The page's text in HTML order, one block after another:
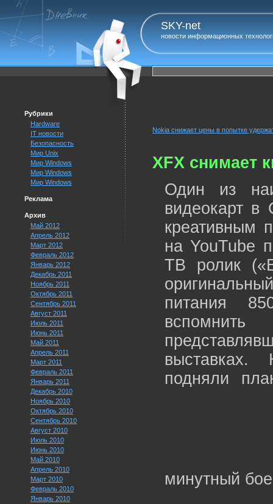
SKY-net
новости информационных
Рубрики
Hardware
IT новости
Безопасность
Мир Unix
Мир Windows
Мир Windows
Мир Windows
Реклама
Архив
Май 2012
Апрель 2012
Март 2012
Февраль 2012
Январь 2012
Декабрь 2011
Ноябрь 2011
Октябрь 2011
Сентябрь 2011
Август 2011
Июль 2011
Июнь 2011
Май 2011
Апрель 2011
Март 2011
Февраль 2011
Январь 2011
Декабрь 2010
Ноябрь 2010
Октябрь 2010
Сентябрь 2010
Август 2010
Июль 2010
Июнь 2010
Май 2010
Апрель 2010
Март 2010
Февраль 2010
Январь 2010
Nokia снижает цены в попытке
XFX снимает
Один из
видеокарт
креативным
на YouTube
ТВ ролик
питания
подняли
минутный